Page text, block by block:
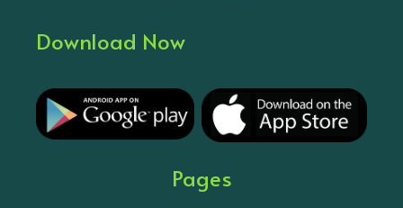
Download Now
Pages